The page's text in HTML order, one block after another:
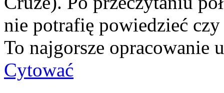
nie potrafię powiedzieć
To najgorsze opracowanie
Cytować